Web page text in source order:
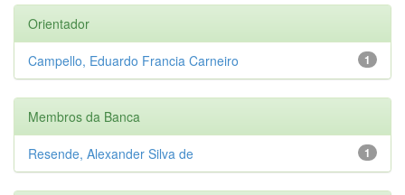
Orientador
1
Campello, Eduardo Francia Carneiro
Membros da Banca
1
Resende, Alexander Silva de